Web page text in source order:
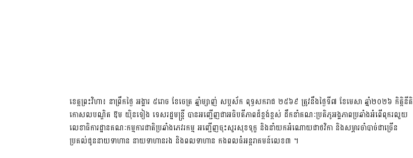
ខេត្តព្រះវិហា៖ នាព្រឹកថ្ងៃ អង្គារ ៥រោច ខែចេត្រ ឆ្នាំម្សាញ់ សប្តស័ក ពុទ្ធសករាជ ២៥៦៩ ត្រូវនឹងថ្ងៃទី៧ ខែមេសា ឆ្នាំ២០២៦ កិត្តិនីតិ
កោសលបណ្ឌិត ឱម យ៉ិនទៀង ទេសរដ្ឋមន្ត្រី បានអញ្ជើញជាអធិបតីភាពដ៏ខ្ពង់ខ្ពស់ ដឹកនាំគណៈប្រតិភូអង្គភាពប្រឆាំងអំពើពុករលួយ
លេខាធិការដ្ឋានគណៈកម្មការជាតិប្រឆាំងភេវរកម្ម អញ្ជើញចុះសួរសុខទុក្ខ និងនាំយកអំណោយជាថវិកា និងសម្ភារចាំបាច់ជាច្រើន
ប្រគល់ជូននាយទាហាន នាយទាហានរង និងពលទាហាន កងពលធំអន្តរាគមន៍លេខ៣ ។